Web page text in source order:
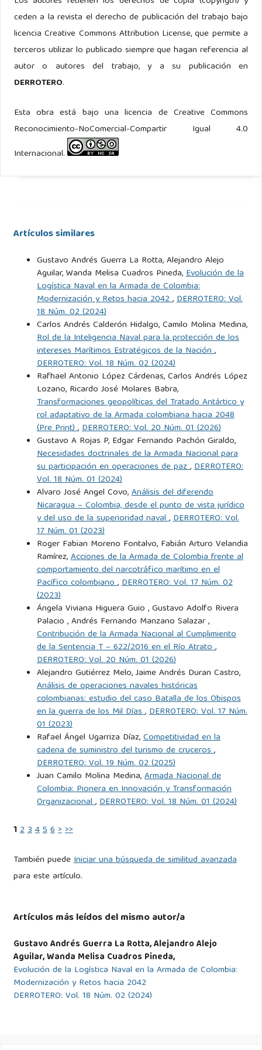
Hughes, W. P. and Daley, F. (2017). The Oxford Companion
to Ships and the Sea. Oxford University Press, first edition.
Kennedy, P. M. (1976). The rise and fall of British naval
mastery, volume 1. Allen Lane, first edition.
of the Spanish Armada: Vol. II. Navy Records Society, first
edition.
French Revolution and empire 1793-1812. Sampson Low
Marston & Co.
Mahan, A. T. (1900). The Problem of Asia and Its Effect
upon International Policies. The New York Public Library.
Mahan, A. T. (1918). The Influence of Sea Power Upon
History. Dover Publications.
Morison, S. E. (1963). The two-ocean war: A short history
of the United States Navy in the Second World War. Little,
Brown and Company.
Rexrode, T. (2013). Building corbett's navy: The principles of
maritime strategy and the functions of the navy in naval
policy. Journal of Chemical Information and Modeling,
53(9):1689–1699.
Roosevelt, N. and Mahan, A. T. (1894). The influence of sea
power upon history. 1660-1783. Political Science Quarterly,
9(1):171.
Shrader, C. R. (1999). The First helicopter war: Logistics and
mobility in Algeria, 1954-1962. Praeger.
Speller, J., Jordan, D., Kiras, J. D., Lonsdale, D. J., Tuck, C., and
Walton, D. (2016). Understanding Modern Warfare, volume
6. Cambridge University Press.
Speller, J., McCabe, R., and Sanders, D. (2020). Europe, Small
Navies and Maritime Security: Balancing Traditional Roles
and Emergent Threats in the 21st Century, volume 1. The
Corbett Centre for Maritime Policy Studies Series, 1st
edition.
Stokes, M. A. (1999). China’s Strategic Modernization:
Implications for the United States. Strategic Studies
Contralmirante U.S. NAVY, su contribución como historiador,
estratega y geopolitico. Diplomado, Universidad Vida del
preparation, volume 1. National Defense University Press,
an und press ed.
Thucydides (564). Historia de las Guerras del Peloponeso.
ceden a la revista el derecho de publicación del trabajo bajo
licencia Creative Commons Attribution License, que permite a
terceros utilizar lo publicado siempre que hagan referencia al
autor o autores del trabajo, y a su publicación en
DERROTERO.
Esta obra está bajo una licencia de Creative Commons
Reconocimiento-NoComercial-Compartir Igual 4.0
Internacional.
Artículos similares
Gustavo Andrés Guerra La Rotta, Alejandro Alejo
Aguilar, Wanda Melisa Cuadros Pineda,Evolución de la
Logística Naval en la Armada de Colombia:
Modernización y Retos hacia 2042,DERROTERO: Vol.
18 Núm. 02 (2024)
Carlos Andrés Calderón Hidalgo, Camilo Molina Medina,
Rol de la Inteligencia Naval para la protección de los
intereses Marítimos Estratégicos de la Nación,
DERROTERO: Vol. 18 Núm. 02 (2024)
Rafhael Antonio López Cárdenas, Carlos Andrés López
Lozano, Ricardo José Molares Babra,
Transformaciones geopolíticas del Tratado Antártico y
rol adaptativo de la Armada colombiana hacia 2048
(Pre Print),DERROTERO: Vol. 20 Núm. 01 (2026)
Gustavo A Rojas P, Edgar Fernando Pachón Giraldo,
Necesidades doctrinales de la Armada Nacional para
su participación en operaciones de paz,DERROTERO:
Vol. 18 Núm. 01 (2024)
Alvaro José Angel Covo,Análisis del diferendo
Nicaragua – Colombia, desde el punto de vista jurídico
y del uso de la superioridad naval,DERROTERO: Vol.
17 Núm. 01 (2023)
Roger Fabian Moreno Fontalvo, Fabián Arturo Velandia
Ramírez,Acciones de la Armada de Colombia frente al
comportamiento del narcotráfico marítimo en el
Pacífico colombiano,DERROTERO: Vol. 17 Núm. 02
(2023)
Ángela Viviana Higuera Guio , Gustavo Adolfo Rivera
Palacio , Andrés Fernando Manzano Salazar ,
Contribución de la Armada Nacional al Cumplimiento
de la Sentencia T – 622/2016 en el Río Atrato,
DERROTERO: Vol. 20 Núm. 01 (2026)
Alejandro Gutiérrez Melo, Jaime Andrés Duran Castro,
Análisis de operaciones navales históricas
colombianas: estudio del caso Batalla de los Obispos
en la guerra de los Mil Días,DERROTERO: Vol. 17 Núm.
01 (2023)
Rafael Ángel Ugarriza Díaz,Competitividad en la
cadena de suministro del turismo de cruceros,
DERROTERO: Vol. 19 Núm. 02 (2025)
Juan Camilo Molina Medina,Armada Nacional de
Colombia: Pionera en Innovación y Transformación
Organizacional,DERROTERO: Vol. 18 Núm. 01 (2024)
123456>>>
También puedeIniciar una búsqueda de similitud avanzada
para este artículo.
Artículos más leídos del mismo autor/a
Gustavo Andrés Guerra La Rotta, Alejandro Alejo
Aguilar, Wanda Melisa Cuadros Pineda,
Evolución de la Logística Naval en la Armada de Colombia:
Modernización y Retos hacia 2042
DERROTERO: Vol. 18 Núm. 02 (2024)